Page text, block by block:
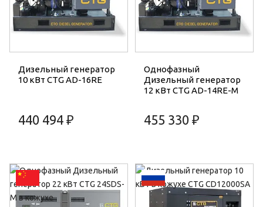
Дизельный генератор
10 кВт CTG AD-16RE
440 494 ₽
Однофазный
Дизельный генератор
12 кВт CTG AD-14RE-M
455 330 ₽